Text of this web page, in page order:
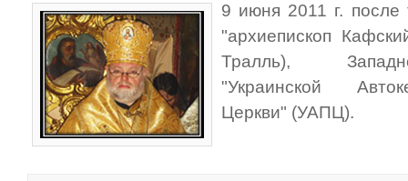
9 июня 2011 г. после
"архиепископ
Тралль),
"Украинской
Церкви" (УАПЦ).